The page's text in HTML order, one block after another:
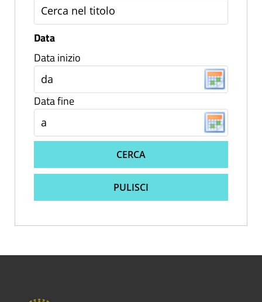
Data
Data inizio
Data fine
CERCA
PULISCI